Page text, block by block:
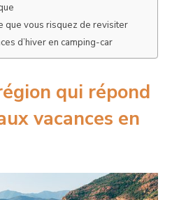
que vous risquez de revisiter
d’hiver en camping-car
qui répond
vacances en